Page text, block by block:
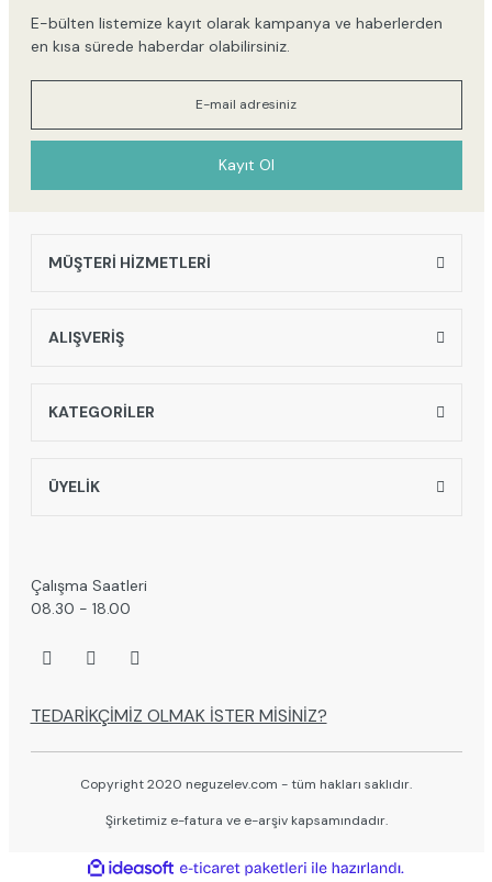
Ürün açıklamasında eksik bilgiler bulunuyor.
Ürün fiyatı diğer sitelerden daha pahalı.
Bu ürüne benzer farklı alternatifler olmalı.
E-bülten listemize kayıt olarak kampanya ve haberlerden
en kısa sürede haberdar olabilirsiniz.
Kayıt Ol
MÜŞTERİ HİZMETLERİ
ALIŞVERİŞ
KATEGORİLER
ÜYELİK
Çalışma Saatleri
08.30 - 18.00
TEDARİKÇİMİZ OLMAK İSTER MİSİNİZ?
Copyright 2020 neguzelev.com - tüm hakları saklıdır.
Şirketimiz e-fatura ve e-arşiv kapsamındadır.
ideasoft
e-